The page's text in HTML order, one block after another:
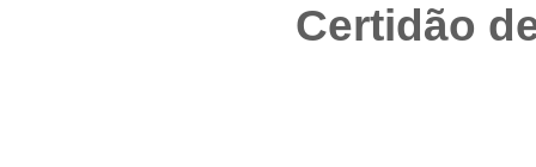
Certidão